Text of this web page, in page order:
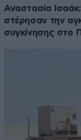
Αναστασία
στέρησαν την
συγκίνησης στο